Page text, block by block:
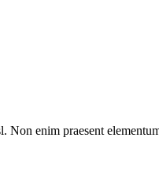
Non enim praesent